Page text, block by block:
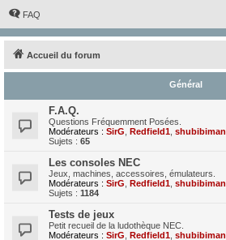
FAQ
Accueil du forum
Général
F.A.Q.
Questions Fréquemment Posées.
Modérateurs : SirG Redfield1 shubibiman
Sujets : 65
Les consoles NEC
Jeux, machines, accessoires, émulateurs.
Modérateurs : SirG Redfield1 shubibiman
Sujets : 1184
Tests de jeux
Petit recueil de la ludothèque NEC.
Modérateurs : SirG Redfield1 shubibiman